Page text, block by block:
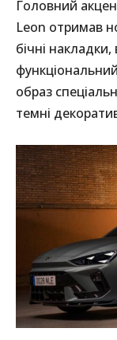
Головний
Leоn отримав
бічні
образ
темні